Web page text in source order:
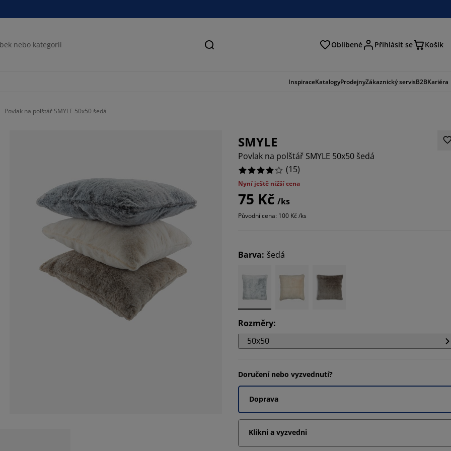
Hledat Oblíbené Přihlásit se Košík
InspiraceKatalogyProdejnyZákaznický servisB2BKariéra
Povlak na polštář SMYLE 50x50 šedá
SMYLE
Povlak na polštář SMYLE 50x50 šedá
(15)
Nyní ještě nižší cena
75 Kč /ks
Původní cena: 100 Kč /ks
Barva: šedá
Rozměry:
50x50
Doručení nebo vyzvednutí?
Doprava
Klikni a vyzvedni
73.33333333333333%
6.666666666666667%
13.333333333333334%